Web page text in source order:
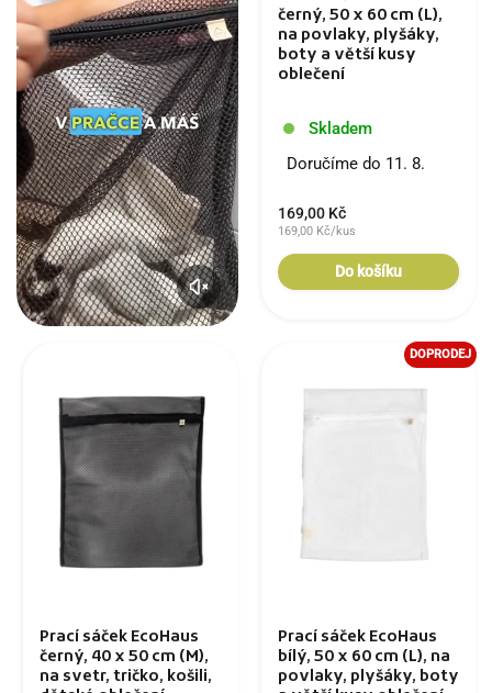
černý, 50 x 60 cm (L),
na povlaky, plyšáky,
boty a větší kusy
oblečení
Skladem
Doručíme do 11. 8.
169,00 Kč
169,00 Kč/kus
Do košíku
Prací sáček EcoHaus
černý, 40 x 50 cm (M),
na svetr, tričko, košili,
Prací sáček EcoHaus
bílý, 50 x 60 cm (L), na
povlaky, plyšáky, boty
DOPRODEJ